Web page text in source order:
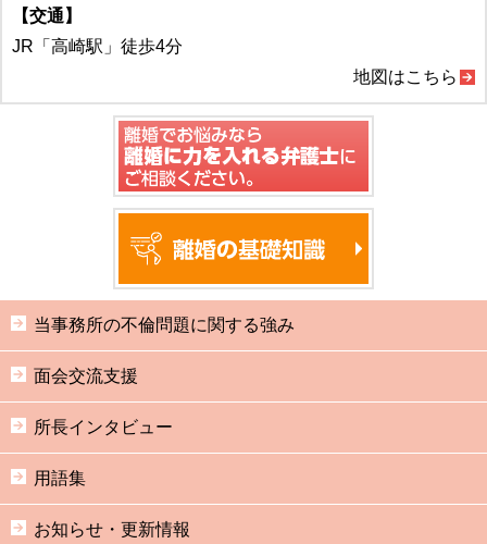
【交通】
JR「高崎駅」徒歩4分
地図はこちら
当事務所の不倫問題に関する強み
面会交流支援
所長インタビュー
用語集
お知らせ・更新情報